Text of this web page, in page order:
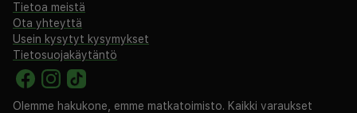
Tietoa meistä
Ota yhteyttä
Usein kysytyt kysymykset
Tietosuojakäytäntö
Olemme hakukone, emme matkatoimisto. Kaikki varaukset